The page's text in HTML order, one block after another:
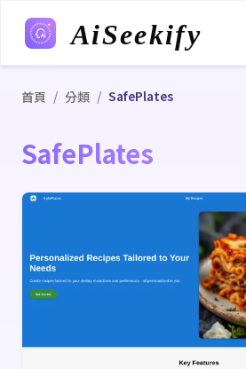
AiSeekify
首頁 / 分類 / SafePlates
SafePlates